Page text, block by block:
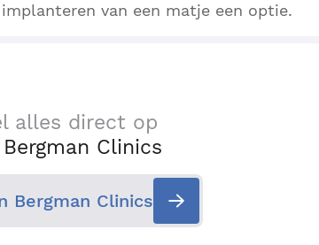
van een matje een optie.
alles direct op
Clinics
Bergman Clinics